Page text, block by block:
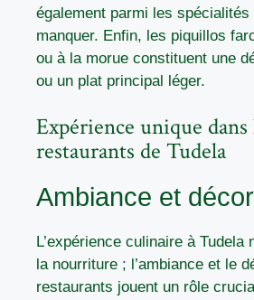
également parmi les spécialités
manquer. Enfin, les piquillos
ou à la morue constituent une
ou un plat principal léger.
Expérience unique dans
restaurants de Tudela
Ambiance et décor
L’expérience culinaire à Tudela
la nourriture ; l’ambiance et le
restaurants jouent un rôle